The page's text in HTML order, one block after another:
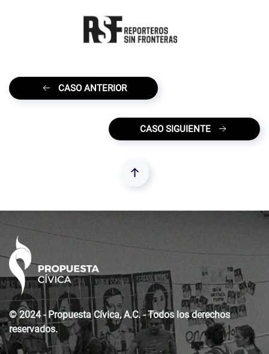
CASO ANTERIOR
CASO SIGUIENTE
© 2024 - Propuesta Cívica, A.C. - Todos los derechos
reservados.